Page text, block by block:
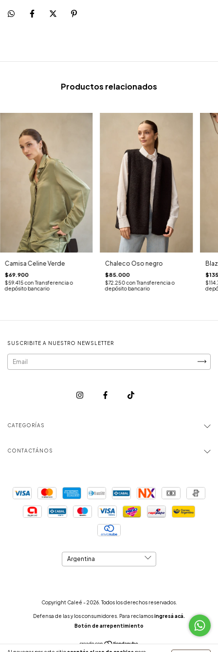
Productos relacionados
Camisa Celine Verde
$69.900
$59.415con Transferencia o
depósito bancario
Chaleco Oso negro
$85.000
$72.250con Transferencia o
depósito bancario
SUSCRIBITE A NUESTRO NEWSLETTER
CATEGORÍAS
CONTACTÁNOS
Copyright Caleé - 2026. Todos los derechos reservados.
Defensa de las y los consumidores. Para reclamosingresá acá.
Botón de arrepentimiento